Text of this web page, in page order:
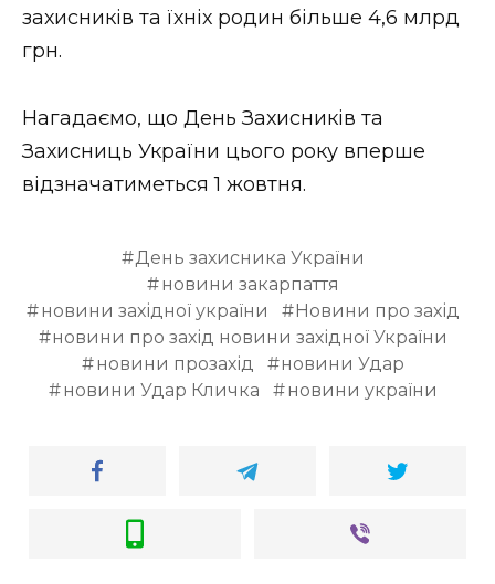
захисників та їхніх родин більше 4,6 млрд
грн.
Нагадаємо, що День Захисників та
Захисниць України цього року вперше
відзначатиметься 1 жовтня.
День захисника України
новини закарпаття
новини західної україни
Новини про захід
новини про захід новини західної України
новини прозахід
новини Удар
новини Удар Кличка
новини україни